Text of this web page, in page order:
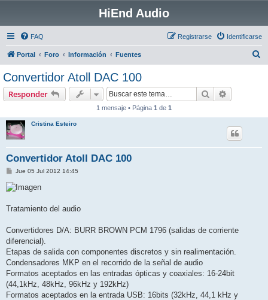
HiEnd Audio
FAQ Identificarse
Registrarse
Portal Foro Información Fuentes
Convertidor Atoll DAC 100
Responder Buscar
1 mensaje • Página 1 de 1
Cristina Esteiro
Convertidor Atoll DAC 100
M
n
s
j
e
Jue 05 Jul 2012 14:45
Tratamiento del audio
Convertidores D/A: BURR BROWN PCM 1796 (salidas de corriente
diferencial).
Etapas de salida con componentes discretos y sin realimentación.
Condensadores MKP en el recorrido de la señal de audio
Formatos aceptados en las entradas ópticas y coaxiales: 16-24bit
(44,1kHz, 48kHz, 96kHz y 192kHz)
Formatos aceptados en la entrada USB: 16bits (32kHz, 44,1 kHz y